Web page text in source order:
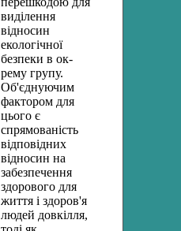
виділення
відносин
екологічної
безпеки в ок­
рему групу.
Об'єднуючим
фактором для
цього є
спрямованість
відповідних
відносин на
забезпечення
здорового для
життя і здо­ров'я
людей довкілля,